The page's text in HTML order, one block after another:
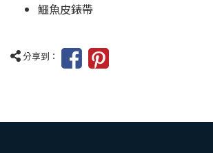
鱷魚皮錶帶
分享到：